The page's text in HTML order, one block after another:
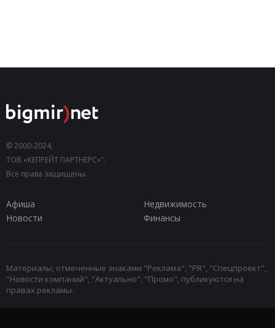
© 2000-2024,
ТОВ «КЕПРЕЙТ ПАРТНЕРС»".
Все права защищены.
Афиша
Недвижимость
Новости
Финансы
Материалы, отмеченные знаками "Реклама", "PR", "Спецпроект",
"Новости компаний", "Актуально", "Промо", публикуются на
правах рекламы.